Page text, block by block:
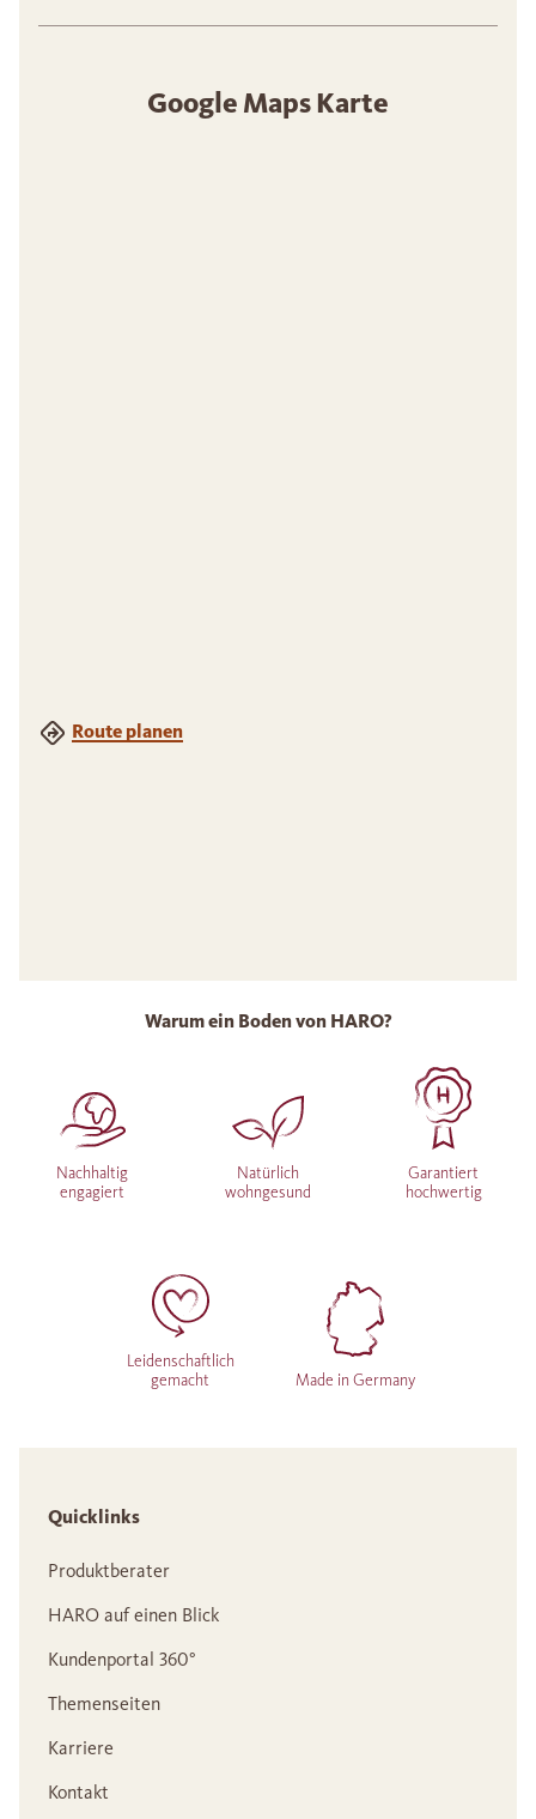
Google Maps Karte
Route planen
Warum ein Boden von HARO?
Nachhaltig
engagiert
Natürlich
wohngesund
Garantiert
hochwertig
Leidenschaftlich
gemacht
Made in Germany
Quicklinks
Produktberater
HARO auf einen Blick
Kundenportal 360°
Themenseiten
Karriere
Kontakt